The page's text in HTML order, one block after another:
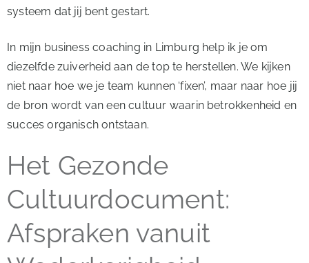
systeem dat jij bent gestart.
In mijn business coaching in Limburg help ik je om
diezelfde zuiverheid aan de top te herstellen. We kijken
niet naar hoe we je team kunnen ‘fixen’, maar naar hoe jij
de bron wordt van een cultuur waarin betrokkenheid en
succes organisch ontstaan.
Het Gezonde
Cultuurdocument:
Afspraken vanuit